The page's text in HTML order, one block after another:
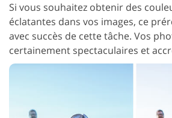
Si vous souhaitez obtenir des
éclatantes dans vos images, ce
avec succès de cette tâche. Vos
certainement spectaculaires et